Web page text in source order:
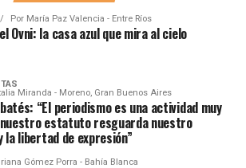
Por María Paz Valencia - Entre Ríos
Ovni: la casa azul que mira al cielo
Miranda - Moreno, Gran Buenos Aires
“El periodismo es una actividad muy
estatuto resguarda nuestro
la libertad de expresión”
Gómez Porra - Bahía Blanca